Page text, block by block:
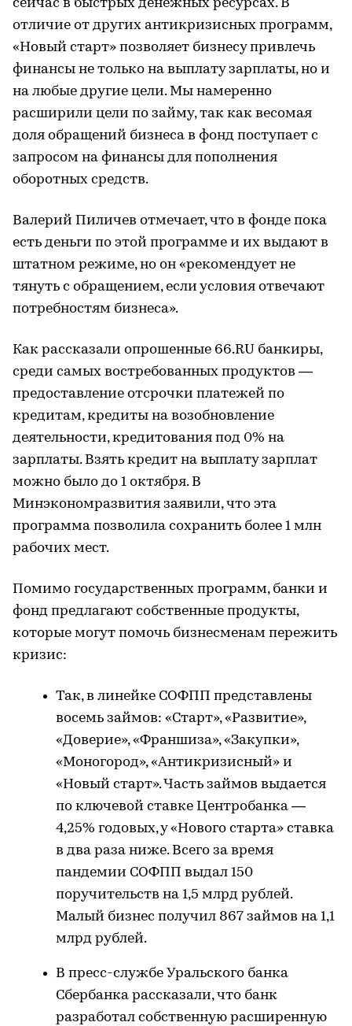
сейчас в быстрых денежных ресурсах. В
отличие от других антикризисных программ,
«Новый старт» позволяет бизнесу привлечь
финансы не только на выплату зарплаты, но и
на любые другие цели. Мы намеренно
расширили цели по займу, так как весомая
доля обращений бизнеса в фонд поступает с
запросом на финансы для пополнения
оборотных средств.
Валерий Пиличев отмечает, что в фонде пока
есть деньги по этой программе и их выдают в
штатном режиме, но он «рекомендует не
тянуть с обращением, если условия отвечают
потребностям бизнеса».
Как рассказали опрошенные 66.RU банкиры,
среди самых востребованных продуктов —
предоставление отсрочки платежей по
кредитам, кредиты на возобновление
деятельности, кредитования под 0% на
зарплаты. Взять кредит на выплату зарплат
можно было до 1 октября. В
Минэкономразвития заявили, что эта
программа позволила сохранить более 1 млн
рабочих мест.
Помимо государственных программ, банки и
фонд предлагают собственные продукты,
которые могут помочь бизнесменам пережить
кризис:
Так, в линейке СОФПП представлены
восемь займов: «Старт», «Развитие»,
«Доверие», «Франшиза», «Закупки»,
«Моногород», «Антикризисный» и
«Новый старт». Часть займов выдается
по ключевой ставке Центробанка —
4,25% годовых, у «Нового старта» ставка
в два раза ниже. Всего за время
пандемии СОФПП выдал 150
поручительств на 1,5 млрд рублей.
Малый бизнес получил 867 займов на 1,1
млрд рублей.
В пресс-службе Уральского банка
Сбербанка рассказали, что банк
разработал собственную расширенную